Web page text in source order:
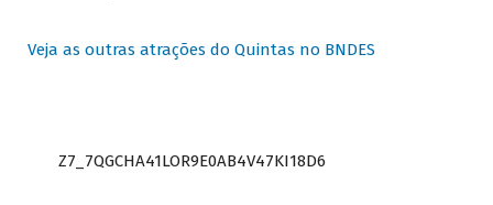
Veja as outras atrações do Quintas no BNDES
Z7_7QGCHA41LOR9E0AB4V47KI18D6